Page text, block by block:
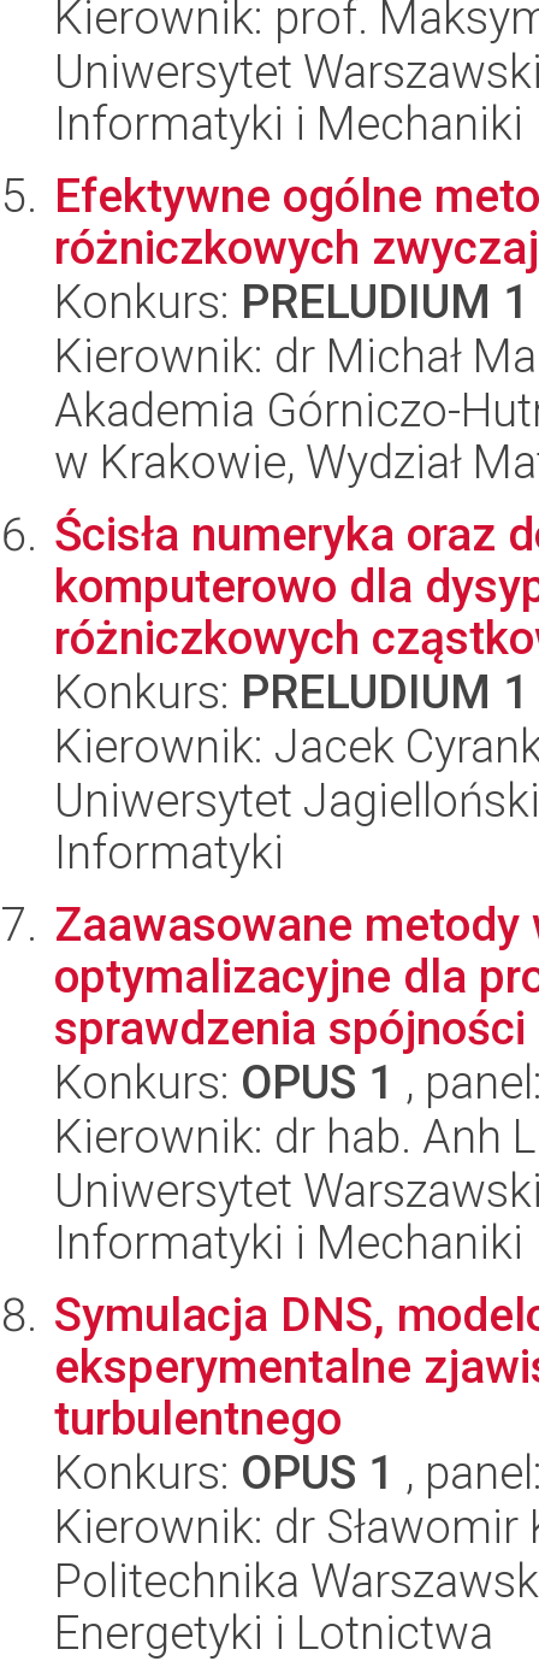
Kierownik: prof.
Uniwersytet
Informatyki i Mechaniki
Efektywne ogólne
różniczkowych
Konkurs: PRELUDIUM 1
Kierownik: dr Michał
Akademia Górniczo-
w Krakowie, Wydział
Ścisła numeryka oraz
komputerowo dla
różniczkowych
Konkurs: PRELUDIUM 1
Kierownik: Jacek
Uniwersytet
Informatyki
Zaawasowane
optymalizacyjne dla
sprawdzenia spójności
Konkurs: OPUS 1 ,
Kierownik: dr hab. Anh
Uniwersytet
Informatyki i Mechaniki
Symulacja DNS,
eksperymentalne
turbulentnego
Konkurs: OPUS 1 ,
Kierownik: dr Sławomir
Politechnika
Energetyki i Lotnictwa